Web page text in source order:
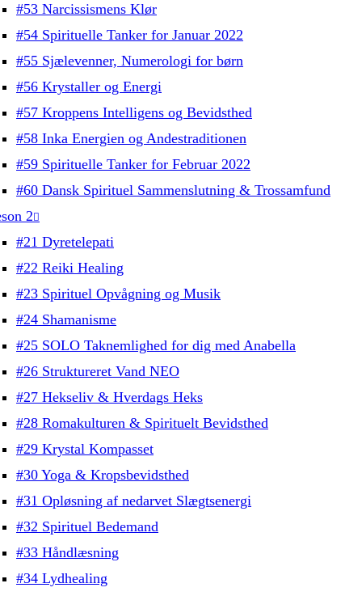
#53 Narcissismens Klør
#54 Spirituelle Tanker for Januar 2022
#55 Sjælevenner, Numerologi for børn
#56 Krystaller og Energi
#57 Kroppens Intelligens og Bevidsthed
#58 Inka Energien og Andestraditionen
#59 Spirituelle Tanker for Februar 2022
#60 Dansk Spirituel Sammenslutning & Trossamfund
2
#21 Dyretelepati
#22 Reiki Healing
#23 Spirituel Opvågning og Musik
#24 Shamanisme
#25 SOLO Taknemlighed for dig med Anabella
#26 Struktureret Vand NEO
#27 Hekseliv & Hverdags Heks
#28 Romakulturen & Spirituelt Bevidsthed
#29 Krystal Kompasset
#30 Yoga & Kropsbevidsthed
#31 Opløsning af nedarvet Slægtsenergi
#32 Spirituel Bedemand
#33 Håndlæsning
#34 Lydhealing